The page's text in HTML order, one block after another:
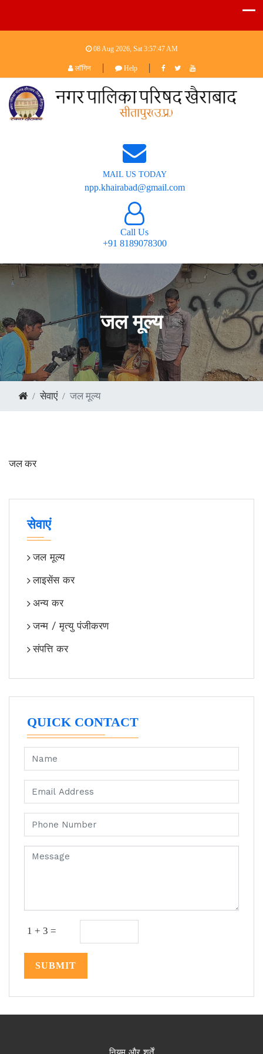
08 Aug 2026, Sat 3:57:47 AM
लॉगिन | Help |
MAIL US TODAY
npp.khairabad@gmail.com
Call Us
+91 8189078300
जल मूल्य
सेवाएं जल मूल्य
जल कर
सेवाएं
जल मूल्य
लाइसेंस कर
अन्य कर
जन्म / मृत्यु पंजीकरण
संपत्ति कर
QUICK CONTACT
1 + 3 =
SUBMIT